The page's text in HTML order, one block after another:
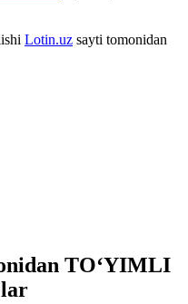
Lotin.uz sayti tomonidan
TO‘YIMLI